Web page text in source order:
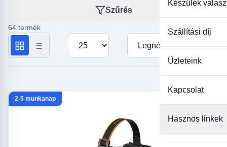
Készülék
Szállítási díj
Üzleteink
Kapcsolat
Hasznos linkek
Szűrés
64 termék
Termékek száma oldalanként
Rendezés
2-5 munkanap